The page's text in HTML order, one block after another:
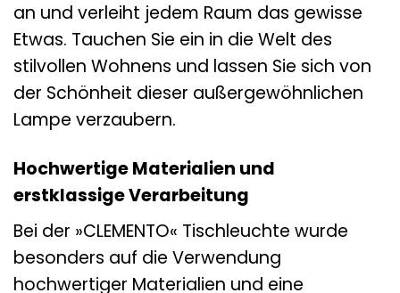
an und verleiht jedem Raum das gewisse
Etwas. Tauchen Sie ein in die Welt des
stilvollen Wohnens und lassen Sie sich von
der Schönheit dieser außergewöhnlichen
Lampe verzaubern.
Hochwertige Materialien und
erstklassige Verarbeitung
Bei der »CLEMENTO« Tischleuchte wurde
besonders auf die Verwendung
hochwertiger Materialien und eine